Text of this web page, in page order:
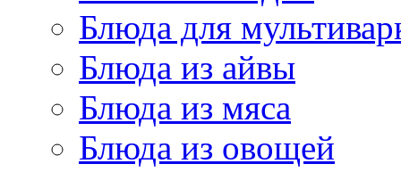
Блюда для
Блюда из айвы
Блюда из мяса
Блюда из овощей